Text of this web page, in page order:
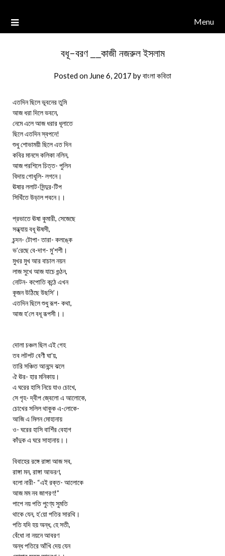
Menu
বধূ-বরণ __কাজী নজরুল ইসলাম
Posted on June 6, 2017 byবাংলা কবিতা
এতদিন ছিলে ভূবনের তুমি
আজ ধরা দিলে ভবনে,
নেমে এলে আজ ধরার ধূলাতে
ছিলে এতদিন স্বপনে!
শুধু শোভাময়ী ছিলে এত দিন
কবির মানসে কলিকা নলিন,
আজ পরশিলে চিত্ত- পুলিন
বিদায় গোধূলি- লগনে।
ঊষার ললাট-সিন্দুর-টিপ
সিথিঁতে উড়াল পবনে।।
প্রভাতে ঊষা কুমারী, সেজেছে
সন্ধ্যায় বধূ ঊষসী,
চন্দন- টোপা- তারা- কলঙ্কে
ভ’রেছে বে-দাগ- মু’শশী।
মুখর মুখ আর বাচাল নয়ন
লাজ সুখে আজ যাচে গুন্ঠন,
নোটন- কপোতি কন্ঠে এখন
কূজন উঠিছে উছসি’।
এতদিন ছিলে শুধু রূপ- কথা,
আজ হ’লে বধূ রূপসী।।
দোলা চঞ্চল ছিল এই গেহ
তব লটপট বেণী ঘা’য়,
তারি সঞ্চিত আনন্দে ঝলে
ঐ ঊর- হার মনিকায়।
এ ঘরের হাসি নিয়ে যাও চোখে,
সে গৃহ- দ্বীপ জ্বেলো এ আলোকে,
চোখের সলিল থাকুক এ-লোকে-
আজি এ মিলন মোহানায়
ও- ঘরের হাসি বাশিঁর বেহাগ
কাঁদুক এ ঘরে সাহানায়।।
বিবাহের রঙ্গে রাঙ্গা আজ সব,
রাঙ্গা মন, রাঙ্গা আভরণ,
বলো নারী- “এই রক্ত- আলোকে
আজ মম নব জাগরণ!”
পাপে নয় পতি পুণ্যে সুমতি
থাকে যেন, হ’য়ো পতির সারথি।
পতি যদি হয় অন্ধ, হে সতী,
বেঁধো না নয়নে আবরণ
অন্ধ পতিরে আঁখি দেয় যেন